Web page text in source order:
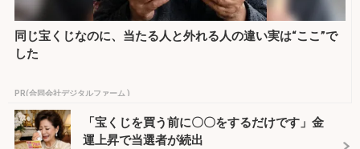
同じ宝くじなのに、当たる人と外れる人の違い実は“ここ”で
した
PR(合同会社デジタルファーム )
「宝くじを買う前に〇〇をするだけです」金
運上昇で当選者が続出